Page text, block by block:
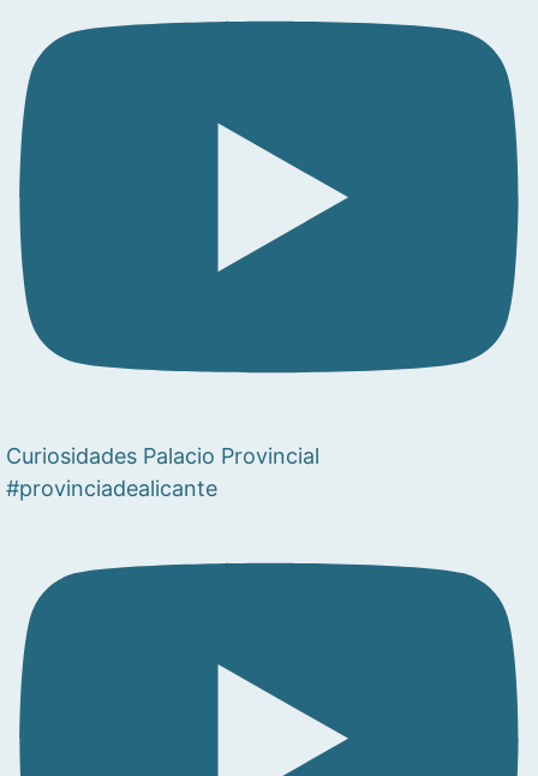
Curiosidades Palacio Provincial
#provinciadealicante